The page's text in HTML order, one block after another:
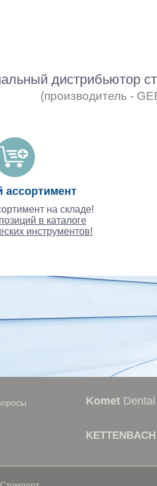
дистрибьютор
(производитель -
ассортимент
на складе!
в каталоге
инструментов!
Komet Dental
KETTENBACH